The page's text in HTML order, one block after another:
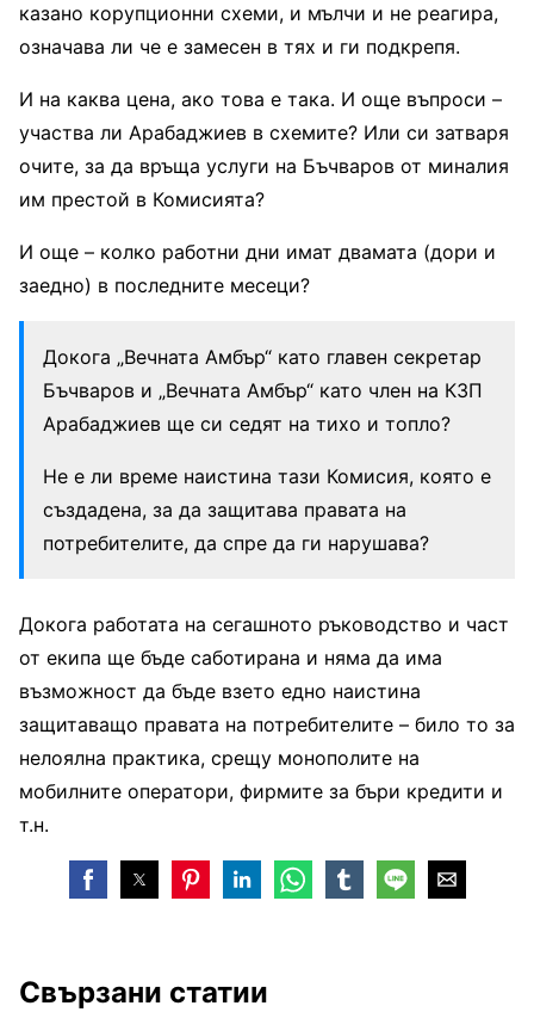
казано корупционни схеми, и мълчи и не реагира,
означава ли че е замесен в тях и ги подкрепя.
И на каква цена, ако това е така. И още въпроси –
участва ли Арабаджиев в схемите? Или си затваря
очите, за да връща услуги на Бъчваров от миналия
им престой в Комисията?
И още – колко работни дни имат двамата (дори и
заедно) в последните месеци?
Докога „Вечната Амбър“ като главен секретар
Бъчваров и „Вечната Амбър“ като член на КЗП
Арабаджиев ще си седят на тихо и топло?
Не е ли време наистина тази Комисия, която е
създадена, за да защитава правата на
потребителите, да спре да ги нарушава?
Докога работата на сегашното ръководство и част
от екипа ще бъде саботирана и няма да има
възможност да бъде взето едно наистина
защитаващо правата на потребителите – било то за
нелоялна практика, срещу монополите на
мобилните оператори, фирмите за бъри кредити и
т.н.
Свързани статии